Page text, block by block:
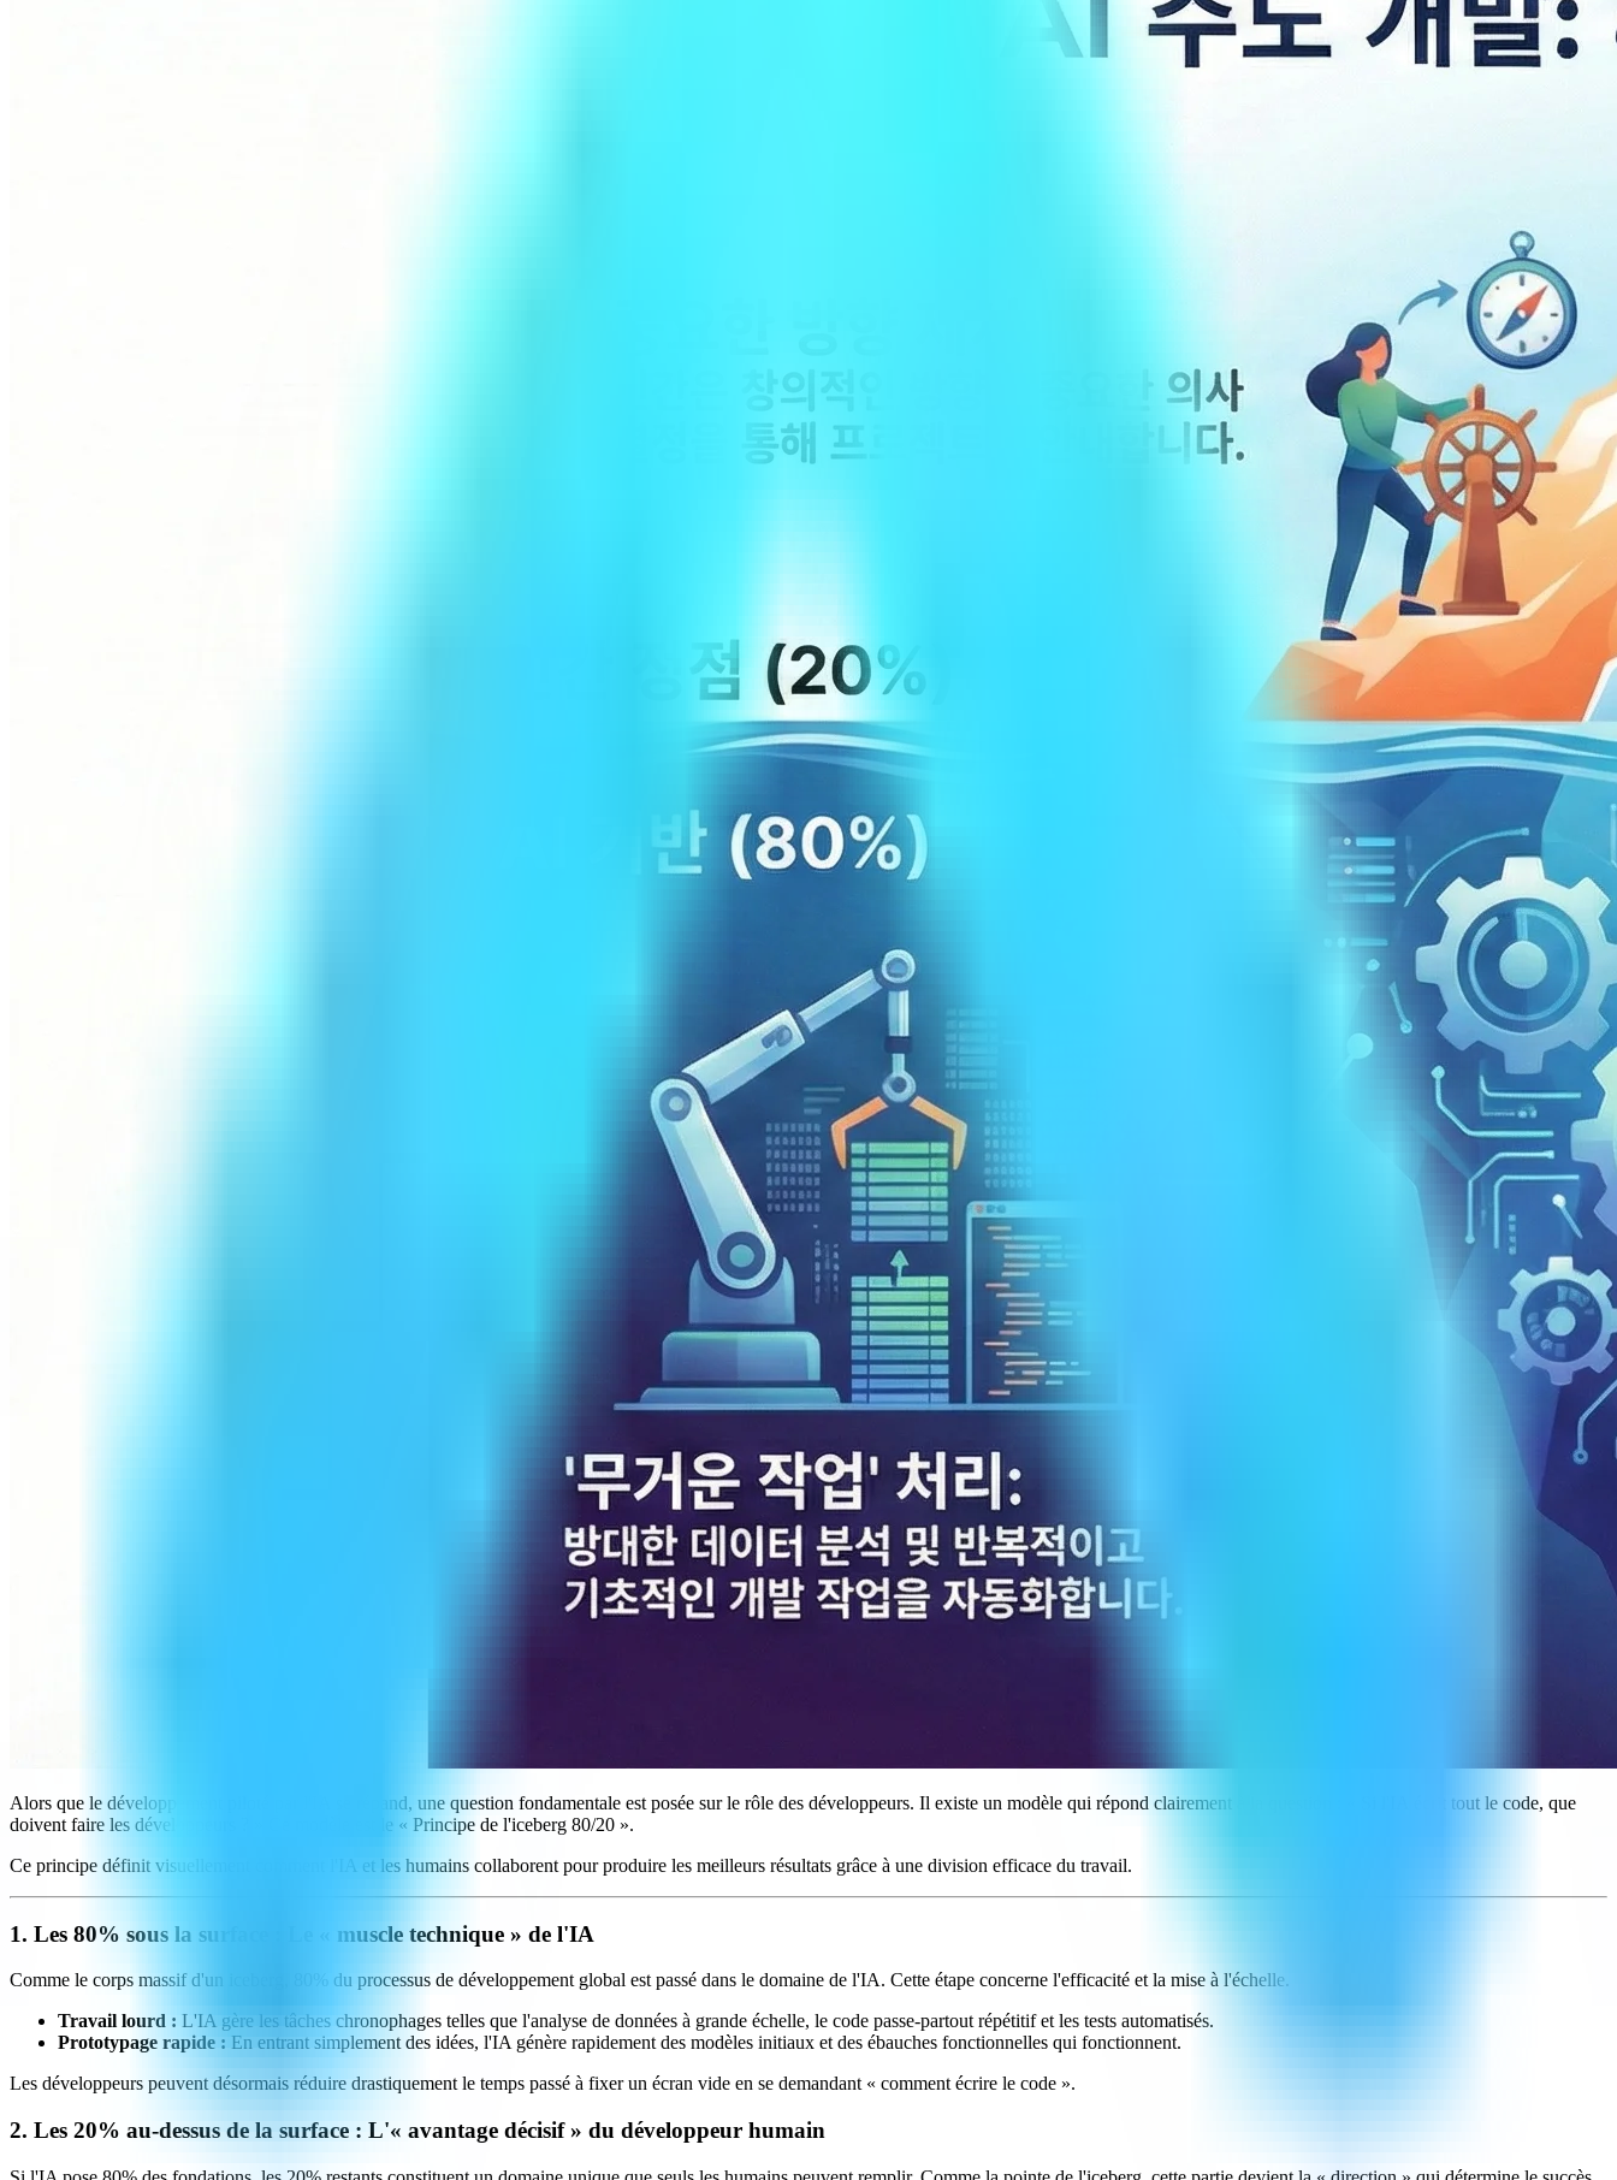
Alors que le développement piloté par l'IA se répand, une question fondamentale est posée sur le rôle des développeurs. Il existe un modèle qui répond clairement à la question : « Si l'IA écrit tout le code, que
doivent faire les développeurs ? » Ce modèle est le « Principe de l'iceberg 80/20 ».
Ce principe définit visuellement comment l'IA et les humains collaborent pour produire les meilleurs résultats grâce à une division efficace du travail.
1. Les 80% sous la surface : Le « muscle technique » de l'IA
Comme le corps massif d'un iceberg, 80% du processus de développement global est passé dans le domaine de l'IA. Cette étape concerne l'efficacité et la mise à l'échelle.
Travail lourd : L'IA gère les tâches chronophages telles que l'analyse de données à grande échelle, le code passe-partout répétitif et les tests automatisés.
Prototypage rapide : En entrant simplement des idées, l'IA génère rapidement des modèles initiaux et des ébauches fonctionnelles qui fonctionnent.
Les développeurs peuvent désormais réduire drastiquement le temps passé à fixer un écran vide en se demandant « comment écrire le code ».
2. Les 20% au-dessus de la surface : L'« avantage décisif » du développeur humain